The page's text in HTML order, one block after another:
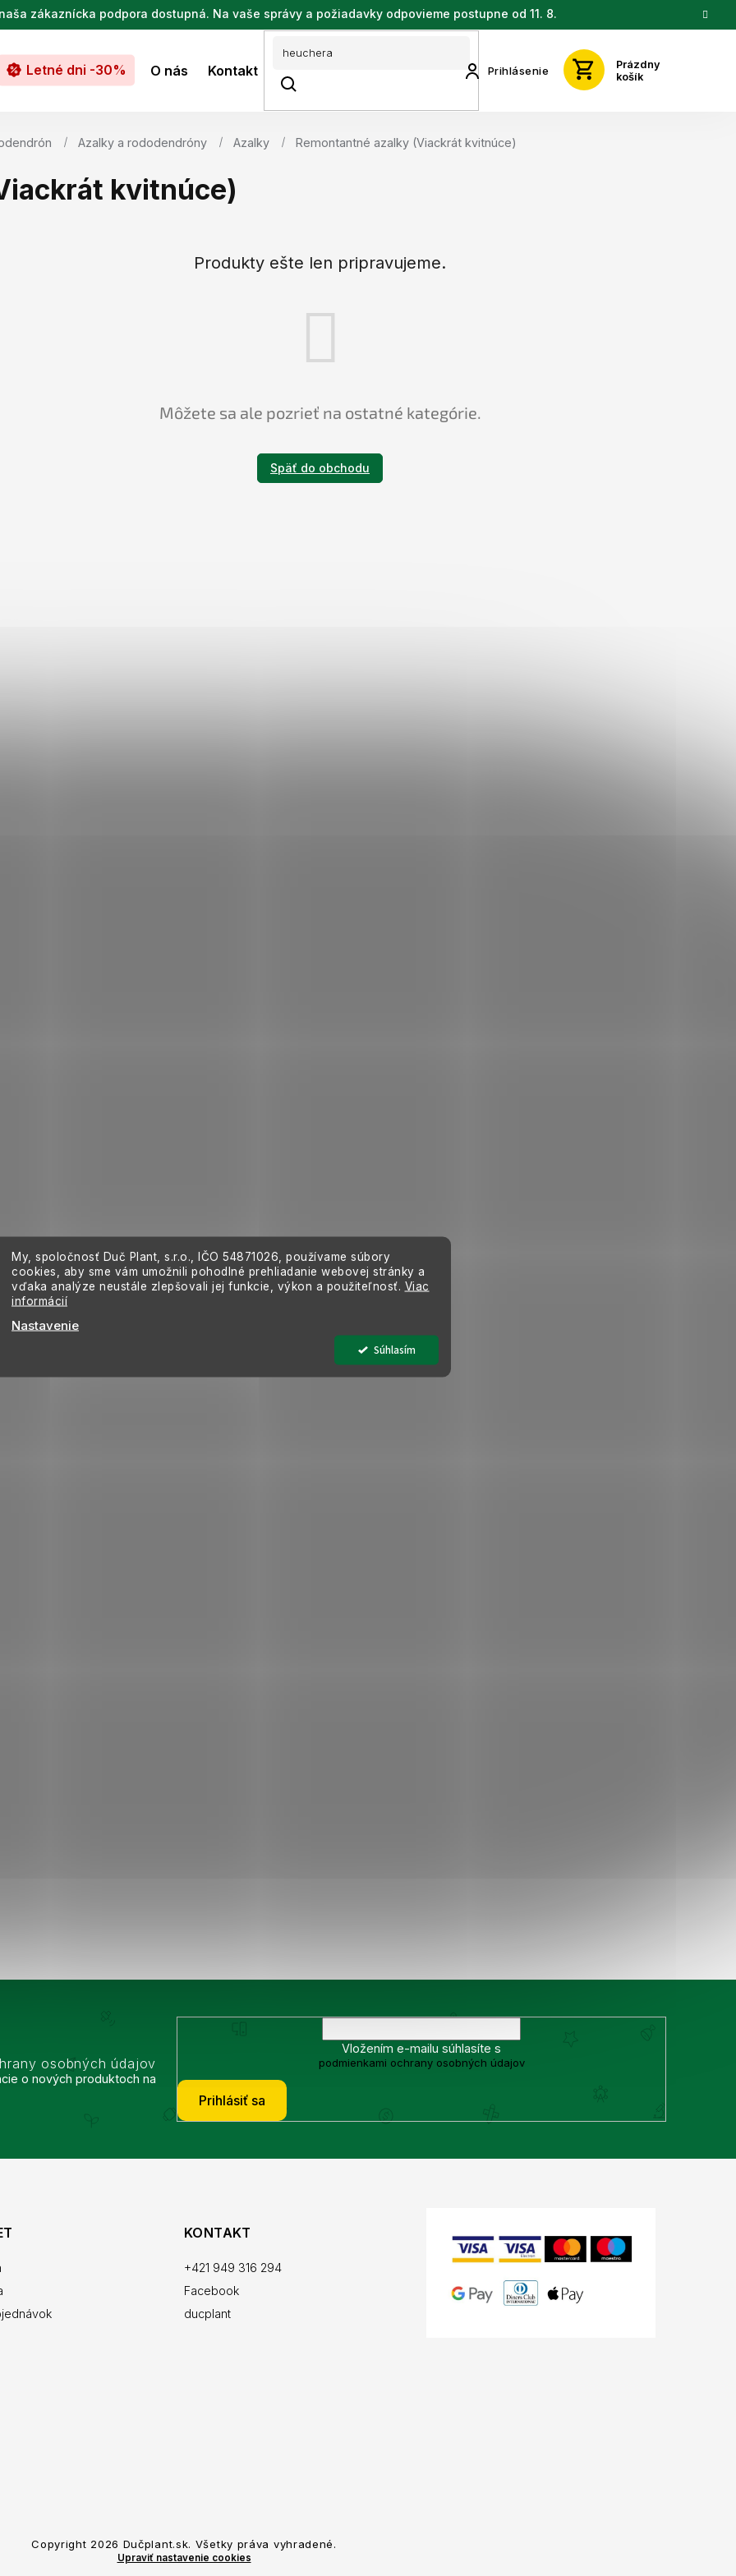
My, spoločnosť Duč Plant, s.r.o., IČO 54871026,
používame súbory
cookies, aby sme vám umožnili pohodlné prehliadanie webovej stránky a
vďaka analýze neustále zlepšovali jej funkcie, výkon a použiteľnosť. Viac
informácií
Nastavenie
Súhlasím
zákaznícka podpora dostupná. Na vaše správy a požiadavky odpovieme postupne od 11. 8.
Prihlásenie
Prázdny
košík
Letné dni -30% O nás Kontakt
Azalky a rododendróny Azalky Remontantné azalky (Viackrát kvitnúce)
kvitnúce)
Produkty ešte len pripravujeme.
Môžete sa ale pozrieť na ostatné kategórie.
Späť do obchodu
osobných údajov
o nových produktoch na
Vložením e-mailu súhlasíte s
podmienkami ochrany osobných údajov
Prihlásiť sa
KONTAKT
+421 949 316 294
Facebook
ducplant
Copyright 2026 Dučplant.sk. Všetky práva vyhradené.
Upraviť nastavenie cookies